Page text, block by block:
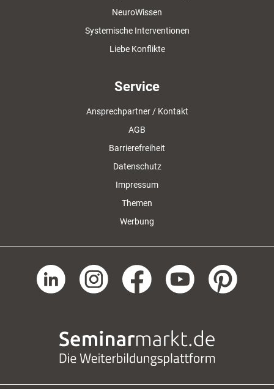
NeuroWissen
Systemische Interventionen
Liebe Konflikte
Service
Ansprechpartner / Kontakt
AGB
Barrierefreiheit
Datenschutz
Impressum
Themen
Werbung